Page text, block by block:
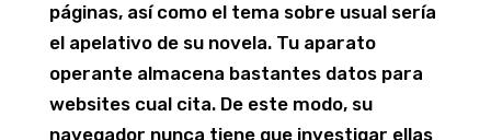
páginas, así­ como el tema sobre usual sería
el apelativo de su novela. Tu aparato
operante almacena bastantes datos para
websites cual cita. De este modo, su
navegador nunca tiene que investigar ellas